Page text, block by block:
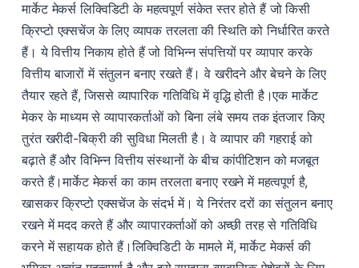
मार्केट मेकर्स लिक्विडिटी के महत्वपूर्ण संकेत स्तर होते हैं जो किसी
क्रिप्टो एक्सचेंज के लिए व्यापक तरलता की स्थिति को निर्धारित करते
हैं। ये वित्तीय निकाय होते हैं जो विभिन्न संपत्तियों पर व्यापार करके
वित्तीय बाजारों में संतुलन बनाए रखते हैं। वे खरीदने और बेचने के लिए
तैयार रहते हैं, जिससे व्यापारिक गतिविधि में वृद्धि होती है।एक मार्केट
मेकर के माध्यम से व्यापारकर्ताओं को बिना लंबे समय तक इंतजार किए
तुरंत खरीदी-बिक्री की सुविधा मिलती है। वे व्यापार की गहराई को
बढ़ाते हैं और विभिन्न वित्तीय संस्थानों के बीच कांपीटिशन को मजबूत
करते हैं।मार्केट मेकर्स का काम तरलता बनाए रखने में महत्वपूर्ण है,
खासकर क्रिप्टो एक्सचेंज के संदर्भ में। ये निरंतर दरों का संतुलन बनाए
रखने में मदद करते हैं और व्यापारकर्ताओं को अच्छी तरह से गतिविधि
करने में सहायक होते हैं।लिक्विडिटी के मामले में, मार्केट मेकर्स की